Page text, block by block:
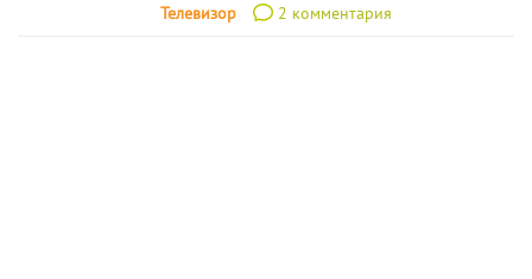
Телевизор 2 комментария